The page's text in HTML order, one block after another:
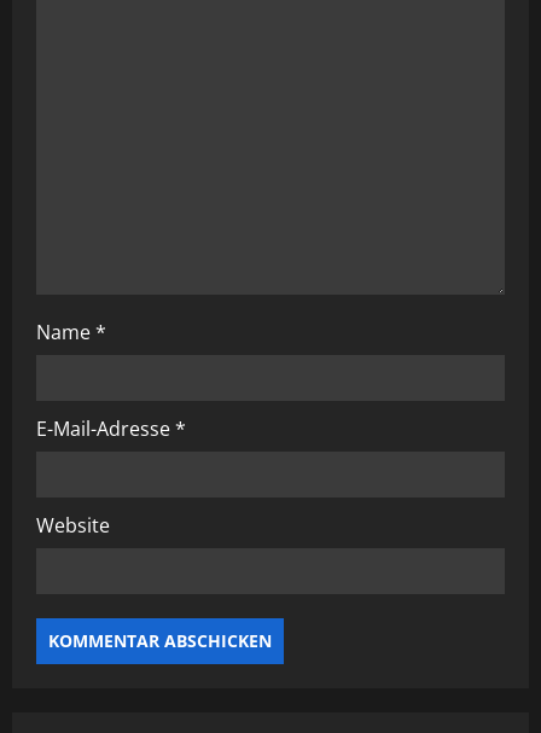
t
o
Name*
E-Mail-Adresse*
Website